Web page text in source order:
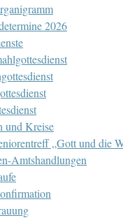
2026
und Kreise
„Gott und die
Amtshandlungen